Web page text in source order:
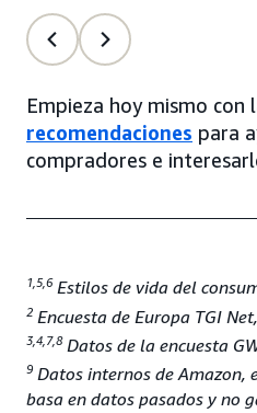
Empieza hoy mismo con
recomendaciones para
compradores e
1,5,6 Estilos de vida del
2 Encuesta de Europa TGI
3,4,7,8Datos de la encuesta
9 Datos internos de Amazon,
basa en datos pasados y no